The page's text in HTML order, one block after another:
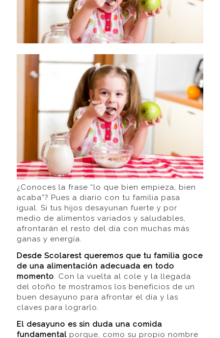
¿Conoces la frase “lo que bien empieza, bien
acaba”? Pues a diario con tu familia pasa
igual. Si tus hijos desayunan fuerte y por
medio de alimentos variados y saludables,
afrontarán el resto del día con muchas más
ganas y energía.
Desde Scolarest queremos que tu familia goce
de una alimentación adecuada en todo
momento. Con la vuelta al cole y la llegada
del otoño te mostramos los beneficios de un
buen desayuno para afrontar el día y las
claves para lograrlo.
El desayuno es sin duda una comida
fundamentalporque, como su propio nombre